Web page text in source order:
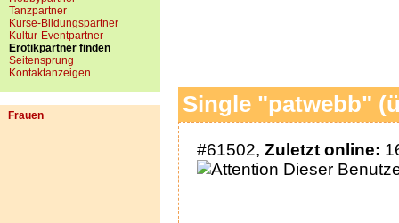
Tanzpartner
Kurse-Bildungspartner
Kultur-Eventpartner
Erotikpartner finden
Seitensprung
Kontaktanzeigen
Frauen Single "patwebb"
#61502, Zuletzt online:
Dieser